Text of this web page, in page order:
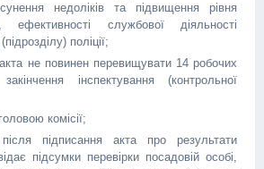
недоліків та підвищення рівня
ефективності службової діяльності
поліції;
не повинен перевищувати 14 робочих
інспектування (контрольної
комісії;
підписання акта про результати
підсумки перевірки посадовій особі,